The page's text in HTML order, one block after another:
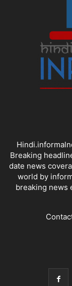
Breaking
date news
world by
breaking news